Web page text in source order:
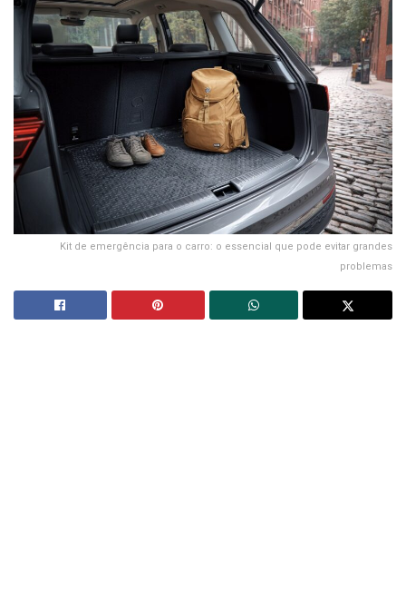
Kit de emergência para o carro: o essencial que pode evitar grandes
problemas